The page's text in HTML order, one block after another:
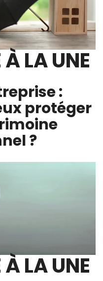
LA UNE
:
protéger
?
LA UNE